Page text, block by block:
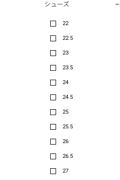
シューズ
22
22.5
23
23.5
24
24.5
25
25.5
26
26.5
27